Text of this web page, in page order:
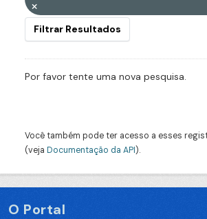
Filtrar Resultados
Por favor tente uma nova pesquisa.
Você também pode ter acesso a esses
(veja Documentação da API).
O Portal